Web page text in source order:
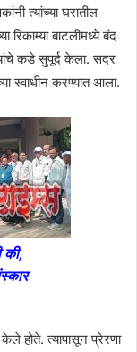
त्यांच्या घरातील
बाटलीमध्ये बंद
कडे सुपूर्द केला. सदर
स्वाधीन करण्यात आला.
की,
केले होते. त्यापासून प्रेरणा